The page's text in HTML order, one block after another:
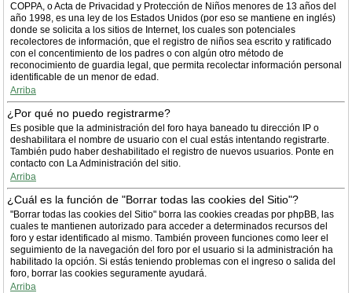
COPPA, o Acta de Privacidad y Protección de Niños menores de 13 años del
año 1998, es una ley de los Estados Unidos (por eso se mantiene en inglés)
donde se solicita a los sitios de Internet, los cuales son potenciales
recolectores de información, que el registro de niños sea escrito y ratificado
con el concentimiento de los padres o con algún otro método de
reconocimiento de guardia legal, que permita recolectar información personal
identificable de un menor de edad.
Arriba
¿Por qué no puedo registrarme?
Es posible que la administración del foro haya baneado tu dirección IP o
deshabilitara el nombre de usuario con el cual estás intentando registrarte.
También pudo haber deshabilitado el registro de nuevos usuarios. Ponte en
contacto con La Administración del sitio.
Arriba
¿Cuál es la función de "Borrar todas las cookies del Sitio"?
"Borrar todas las cookies del Sitio" borra las cookies creadas por phpBB, las
cuales te mantienen autorizado para acceder a determinados recursos del
foro y estar identificado al mismo. También proveen funciones como leer el
seguimiento de la navegación del foro por el usuario si la administración ha
habilitado la opción. Si estás teniendo problemas con el ingreso o salida del
foro, borrar las cookies seguramente ayudará.
Arriba